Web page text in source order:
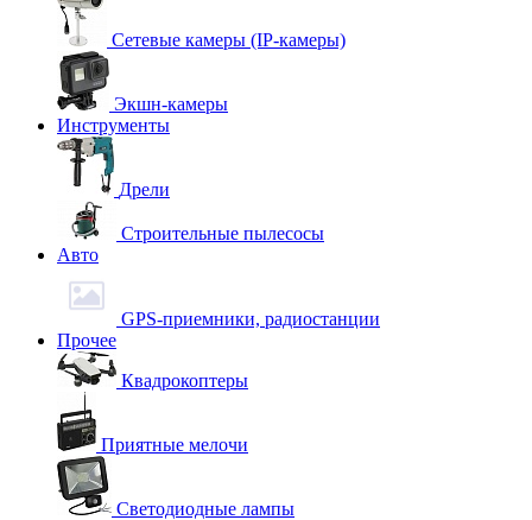
Сетевые камеры (IP-камеры)
Экшн-камеры
Инструменты
Дрели
Строительные пылесосы
Авто
GPS-приемники, радиостанции
Прочее
Квадрокоптеры
Приятные мелочи
Светодиодные лампы